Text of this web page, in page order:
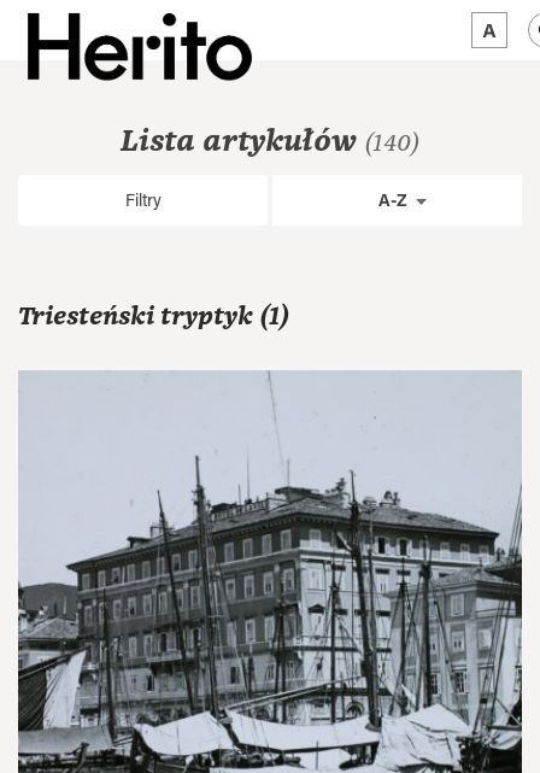
MAMY NA OKULista artykułów (140)
Filtry A-Z
Triesteński tryptyk (1)